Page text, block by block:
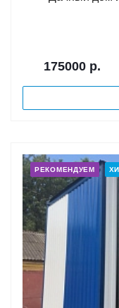
175000 р.
РЕКОМЕНДУЕМ